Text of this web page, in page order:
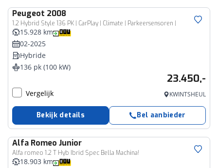
Peugeot 2008
1.2 Hybrid Style 136 PK | CarPlay | Climate | Parkeersensoren |
15.928 km
02-2025
Hybride
136 pk (100 kW)
23.450,-
Vergelijk KWINTSHEUL
Bekijk details Bel aanbieder
Alfa Romeo Junior
Alfa romeo 1.2 T Hyb Ibrid Spec Bella Machina!
18.903 km